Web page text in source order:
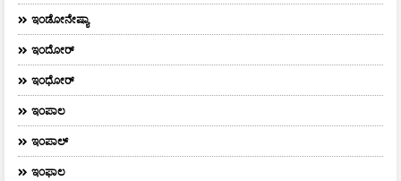
ಇಂಡೋನೇಷ್ಯಾ
ಇಂದೋರ್
ಇಂಧೋರ್
ಇಂಪಾಲ
ಇಂಪಾಲ್‌
ಇಂಫಾಲ